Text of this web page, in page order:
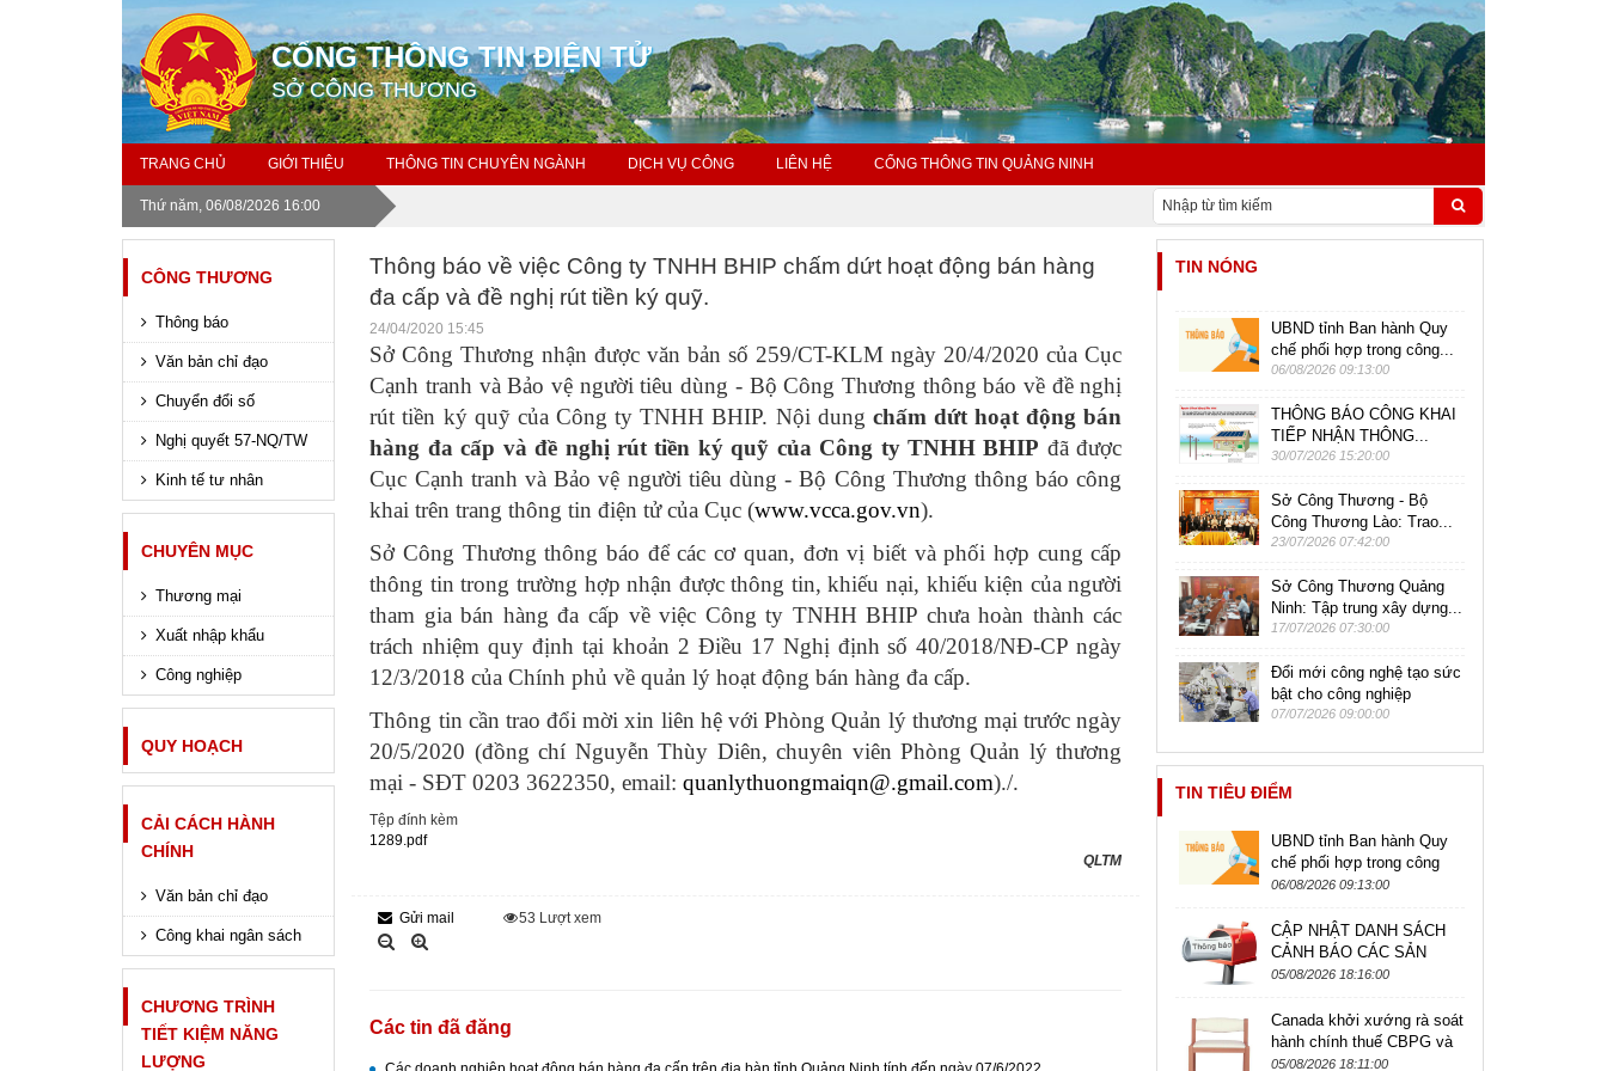
CỔNG THÔNG TIN ĐIỆN TỬ
SỞ CÔNG THƯƠNG
TRANG CHỦ GIỚI THIỆU THÔNG TIN CHUYÊN NGÀNH DỊCH VỤ CÔNG LIÊN HỆ CỔNG THÔNG TIN QUẢNG NINH
Thứ năm, 06/08/2026 16:00
CÔNG THƯƠNG
Thông báo
Văn bản chỉ đạo
Chuyển đổi số
Nghị quyết 57-NQ/TW
Kinh tế tư nhân
CHUYÊN MỤC
Thương mại
Xuất nhập khẩu
Công nghiệp
QUY HOẠCH
CẢI CÁCH HÀNH
CHÍNH
Văn bản chỉ đạo
Công khai ngân sách
CHƯƠNG TRÌNH
TIẾT KIỆM NĂNG
LƯỢNG
Thông báo về việc Công ty TNHH BHIP chấm dứt hoạt động bán hàng
đa cấp và đề nghị rút tiền ký quỹ.
24/04/2020 15:45
Sở Công Thương nhận được văn bản số 259/CT-KLM ngày 20/4/2020 của Cục
Cạnh tranh và Bảo vệ người tiêu dùng - Bộ Công Thương thông báo về đề nghị
rút tiền ký quỹ của Công ty TNHH BHIP. Nội dung chấm dứt hoạt động bán
hàng đa cấp và đề nghị rút tiền ký quỹ của Công ty TNHH BHIP đã được
Cục Cạnh tranh và Bảo vệ người tiêu dùng - Bộ Công Thương thông báo công
khai trên trang thông tin điện tử của Cục (www.vcca.gov.vn).
Sở Công Thương thông báo để các cơ quan, đơn vị biết và phối hợp cung cấp
thông tin trong trường hợp nhận được thông tin, khiếu nại, khiếu kiện của người
tham gia bán hàng đa cấp về việc Công ty TNHH BHIP chưa hoàn thành các
trách nhiệm quy định tại khoản 2 Điều 17 Nghị định số 40/2018/NĐ-CP ngày
12/3/2018 của Chính phủ về quản lý hoạt động bán hàng đa cấp.
Thông tin cần trao đổi mời xin liên hệ với Phòng Quản lý thương mại trước ngày
20/5/2020 (đồng chí Nguyễn Thùy Diên, chuyên viên Phòng Quản lý thương
mại - SĐT 0203 3622350, email:quanlythuongmaiqn@.gmail.com)./.
Tệp đính kèm
1289.pdf
QLTM
Gửi mail 53 Lượt xem
Các tin đã đăng
TIN NÓNG
UBND tỉnh Ban hành Quy
chế phối hợp trong công...
06/08/2026 09:13:00
THÔNG BÁO CÔNG KHAI
TIẾP NHẬN THÔNG...
30/07/2026 15:20:00
Sở Công Thương - Bộ
Công Thương Lào: Trao...
23/07/2026 07:42:00
Sở Công Thương Quảng
Ninh: Tập trung xây dựng...
17/07/2026 07:30:00
Đổi mới công nghệ tạo sức
bật cho công nghiệp
07/07/2026 09:00:00
TIN TIÊU ĐIỂM
UBND tỉnh Ban hành Quy
chế phối hợp trong công
tác kiểm tra, giám sát hoạt
phương...
06/08/2026 09:13:00
CẬP NHẬT DANH SÁCH
CẢNH BÁO CÁC SẢN
PHẨM CÓ NGUY CƠ BỊ
PHÁP PHÒNG VỆ
THƯƠNG MẠI,...
05/08/2026 18:16:00
Canada khởi xướng rà soát
hành chính thuế CBPG và
CTC đối với sản phẩm ghế
05/08/2026 18:11:00